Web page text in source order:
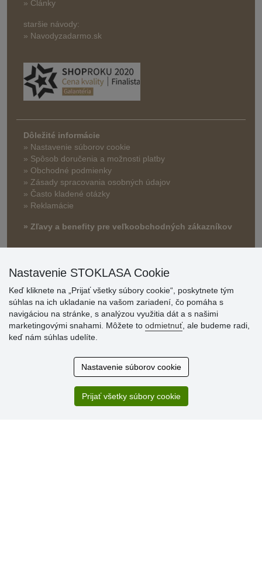
» Články
staršie návody:
» Navodyzadarmo.sk
Dôležité informácie
» Nastavenie súborov cookie
» Spôsob doručenia a možnosti platby
» Obchodné podmienky
» Zásady spracovania osobných údajov
» Často kladené otázky
» Reklamácie
» Zľavy a benefity pre veľkoobchodných zákazníkov
Hodnotenia
Nastavenie STOKLASA Cookie
Keď kliknete na „Prijať všetky súbory cookie“, poskytnete tým
súhlas na ich ukladanie na vašom zariadení, čo pomáha s
navigáciou na stránke, s analýzou využitia dát a s našimi
marketingovými snahami. Môžete to odmietnuť, ale budeme radi,
keď nám súhlas udelíte.
Nastavenie súborov cookie
Prijať všetky súbory cookie